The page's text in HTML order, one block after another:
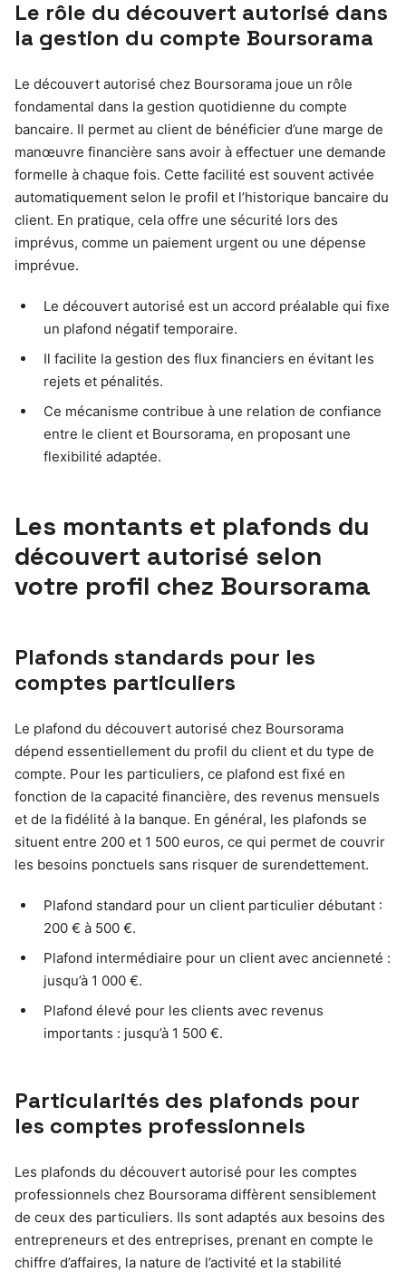
Le rôle du découvert autorisé dans
la gestion du compte Boursorama
Le découvert autorisé chez Boursorama joue un rôle
fondamental dans la gestion quotidienne du compte
bancaire. Il permet au client de bénéficier d’une marge de
manœuvre financière sans avoir à effectuer une demande
formelle à chaque fois. Cette facilité est souvent activée
automatiquement selon le profil et l’historique bancaire du
client. En pratique, cela offre une sécurité lors des
imprévus, comme un paiement urgent ou une dépense
imprévue.
Le découvert autorisé est un accord préalable qui fixe
un plafond négatif temporaire.
Il facilite la gestion des flux financiers en évitant les
rejets et pénalités.
Ce mécanisme contribue à une relation de confiance
entre le client et Boursorama, en proposant une
flexibilité adaptée.
Les montants et plafonds du
découvert autorisé selon
votre profil chez Boursorama
Plafonds standards pour les
comptes particuliers
Le plafond du découvert autorisé chez Boursorama
dépend essentiellement du profil du client et du type de
compte. Pour les particuliers, ce plafond est fixé en
fonction de la capacité financière, des revenus mensuels
et de la fidélité à la banque. En général, les plafonds se
situent entre 200 et 1 500 euros, ce qui permet de couvrir
les besoins ponctuels sans risquer de surendettement.
Plafond standard pour un client particulier débutant :
200 € à 500 €.
Plafond intermédiaire pour un client avec ancienneté :
jusqu’à 1 000 €.
Plafond élevé pour les clients avec revenus
importants : jusqu’à 1 500 €.
Particularités des plafonds pour
les comptes professionnels
Les plafonds du découvert autorisé pour les comptes
professionnels chez Boursorama diffèrent sensiblement
de ceux des particuliers. Ils sont adaptés aux besoins des
entrepreneurs et des entreprises, prenant en compte le
chiffre d’affaires, la nature de l’activité et la stabilité